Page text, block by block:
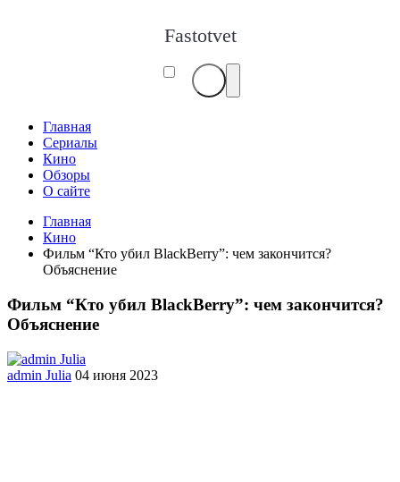
Fastotvet
Главная
Сериалы
Кино
Обзоры
О сайте
Главная
Кино
Фильм “Кто убил BlackBerry”: чем закончится?
Объяснение
Фильм “Кто убил BlackBerry”: чем закончится?
Объяснение
admin Julia 04 июня 2023